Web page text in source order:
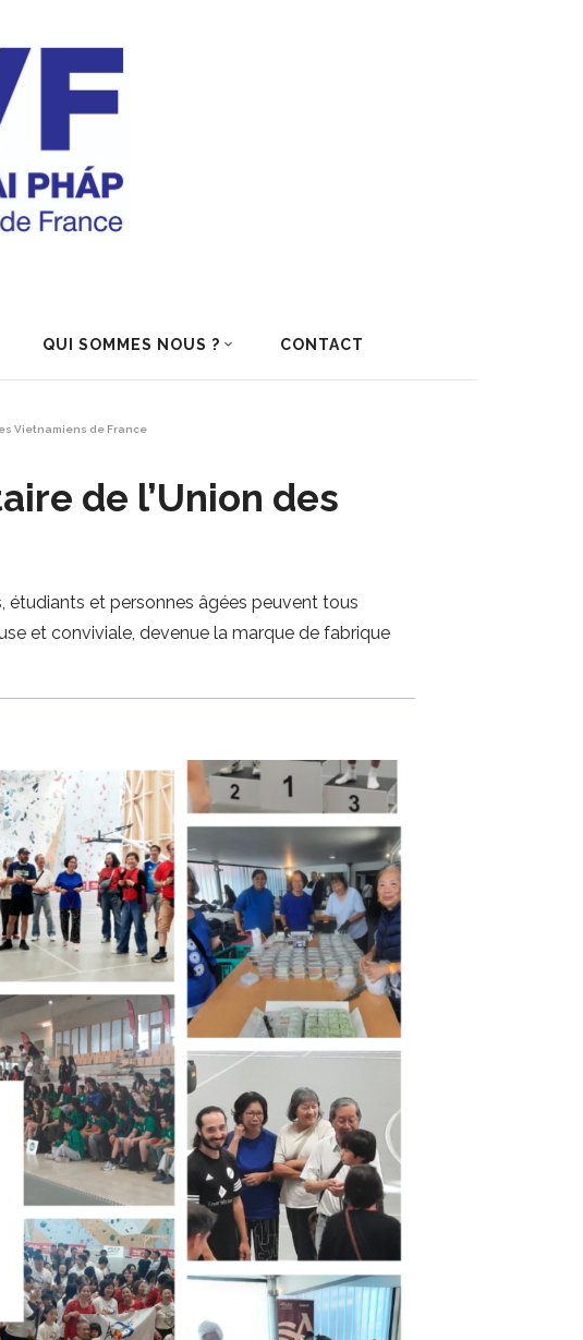
QUI SOMMES NOUS ? CONTACT
Vietnamiens de France
de l’Union des
étudiants et personnes âgées peuvent tous
et conviviale, devenue la marque de fabrique